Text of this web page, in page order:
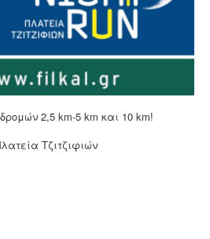
2,5 km-5 km και 10 km!
Τζιτζιφιών